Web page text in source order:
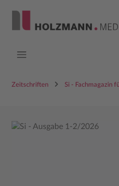
Zeitschriften Si - Fachmagazin
Bildergalerie überspringen